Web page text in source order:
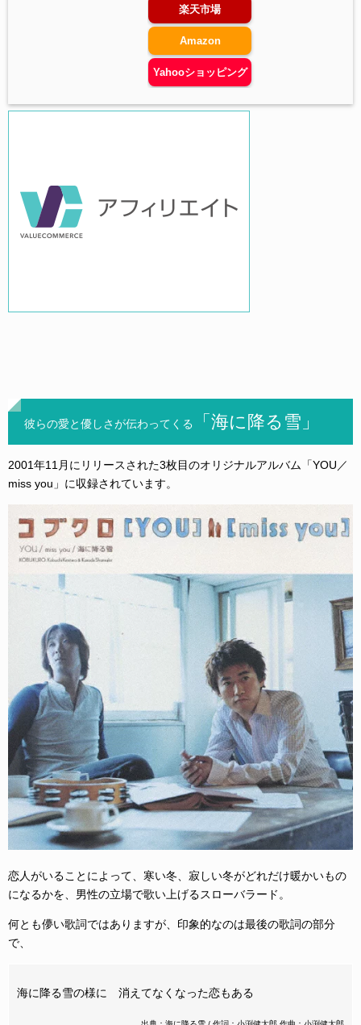
楽天市場
Amazon
Yahooショッピング
彼らの愛と優しさが伝わってくる 「海に降る雪」
2001年11月にリリースされた3枚目のオリジナルアルバム「YOU／
miss you」に収録されています。
恋人がいることによって、寒い冬、寂しい冬がどれだけ暖かいもの
になるかを、男性の立場で歌い上げるスローバラード。
何とも儚い歌詞ではありますが、印象的なのは最後の歌詞の部分
で、
海に降る雪の様に 消えてなくなった恋もある